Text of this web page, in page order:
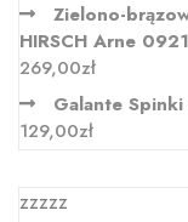
Zielono-
HIRSCH Arne
269,00zł
Galante
129,00zł
zzzzz